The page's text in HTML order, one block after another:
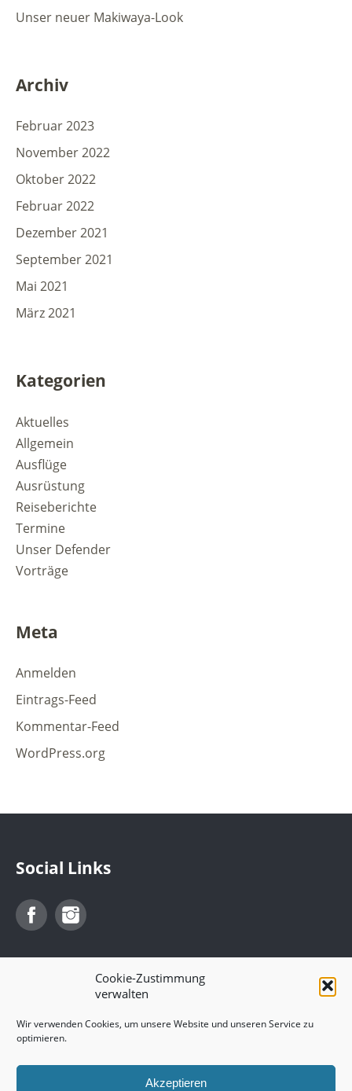
Cookie-Zustimmung
verwalten
Wir verwenden Cookies, um unsere Website und unseren Service zu
optimieren.
Akzeptieren
Unser neuer Makiwaya-Look
Archiv
Februar 2023
November 2022
Oktober 2022
Februar 2022
Dezember 2021
September 2021
Mai 2021
März 2021
Kategorien
Aktuelles
Allgemein
Ausflüge
Ausrüstung
Reiseberichte
Termine
Unser Defender
Vorträge
Meta
Anmelden
Eintrags-Feed
Kommentar-Feed
WordPress.org
Social Links
Facebook
© Makiwaya